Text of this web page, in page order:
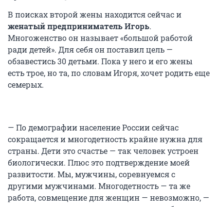
В поисках второй жены находится сейчас и
женатый предпринимательИгорь.
Многоженство он называет «большой работой
ради детей». Для себя он поставил цель —
обзавестись 30 детьми. Пока у него и его жены
есть трое, но та, по словам Игоря, хочет родить еще
семерых.
— По демографии население России сейчас
сокращается и многодетность крайне нужна для
страны. Дети это счастье — так человек устроен
биологически. Плюс это подтверждение моей
развитости. Мы, мужчины, соревнуемся с
другими мужчинами. Многодетность — та же
работа, совмещение для женщин — невозможно, —